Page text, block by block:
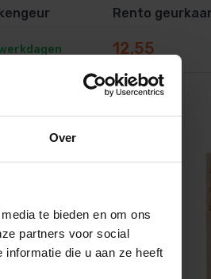
Over
te bieden en om ons
partners voor social
die u aan ze heeft
Rento
12,55